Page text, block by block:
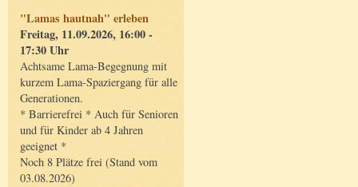
"Lamas hautnah" erleben
Freitag, 11.09.2026, 16:00 -
17:30 Uhr
Achtsame Lama-Begegnung mit
kurzem Lama-Spaziergang für alle
Generationen.
* Barrierefrei * Auch für Senioren
und für Kinder ab 4 Jahren
geeignet *
Noch 8 Plätze frei (Stand vom
03.08.2026)